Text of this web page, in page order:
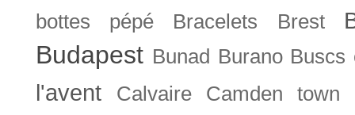
bottes pépé
Bracelets Brest
Budapest Bunad Burano Buscs
l'avent Calvaire Camden town